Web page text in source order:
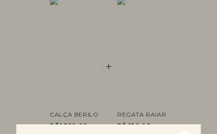
CALÇA BERILO
R$ 1.520,00
+
REGATA RAIAR
R$ 620,00